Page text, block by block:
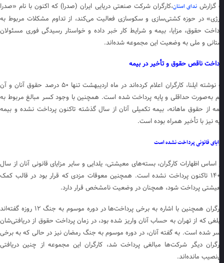
گزارشندای استان،کارگران شرکت صنعتی دریایی ایران (صدرا) که اکنون با نام «صدرا
در حوزه کشتی‌سازی و سکوسازی فعالیت می‌کند، از تداوم مشکلات مربوط به
حقوق، مزایا، بیمه و شرایط کار خبر داده و خواستار رسیدگی فوری مسئولان
و ملی به وضعیت این مجموعه شده‌اند.
ناقص حقوق و تأخیر در بیمه
به نوشته ایلنا، کارگران اعلام کرده‌اند در ماه اردیبهشت تنها ۵۰ درصد حقوق آنان و آن
به‌صورت حداقلی و پایه پرداخت شده است. همچنین با وجود کسر مبالغ مربوط به
از حقوق ماهانه، بیمه تکمیلی آنان از سال گذشته تاکنون پرداخت نشده و بیمه
نیز با تأخیر همراه بوده است.
قانونی پرداخت نشده است
اساس اظهارات کارگران، بسته‌های معیشتی، یلدایی و سایر مزایای قانونی آنان از سال
۱۴۰۳ تاکنون پرداخت نشده است. همچنین معوقات مزدی که قرار بود در قالب کمک
پرداخت شود، همچنان در وضعیت نامشخص قرار دارد.
کارگران همچنین با اشاره به برخی پرداخت‌ها در دوره موسوم به جنگ ۱۲ روزه گفته‌اند
که از تهران به حساب آنان واریز شده بود، در زمان پرداخت حقوق از دریافتی‌شان
شده است. به گفته آنان، در دوره موسوم به جنگ رمضان نیز در حالی که به برخی
دیگر شرکت‌ها مبالغی پرداخت شد، کارگران این مجموعه از چنین دریافتی
مانده‌اند.